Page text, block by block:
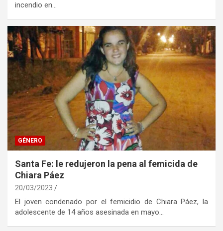
incendio en…
GÉNERO
Santa Fe: le redujeron la pena al femicida de
Chiara Páez
20/03/2023
El joven condenado por el femicidio de Chiara Páez, la
adolescente de 14 años asesinada en mayo…